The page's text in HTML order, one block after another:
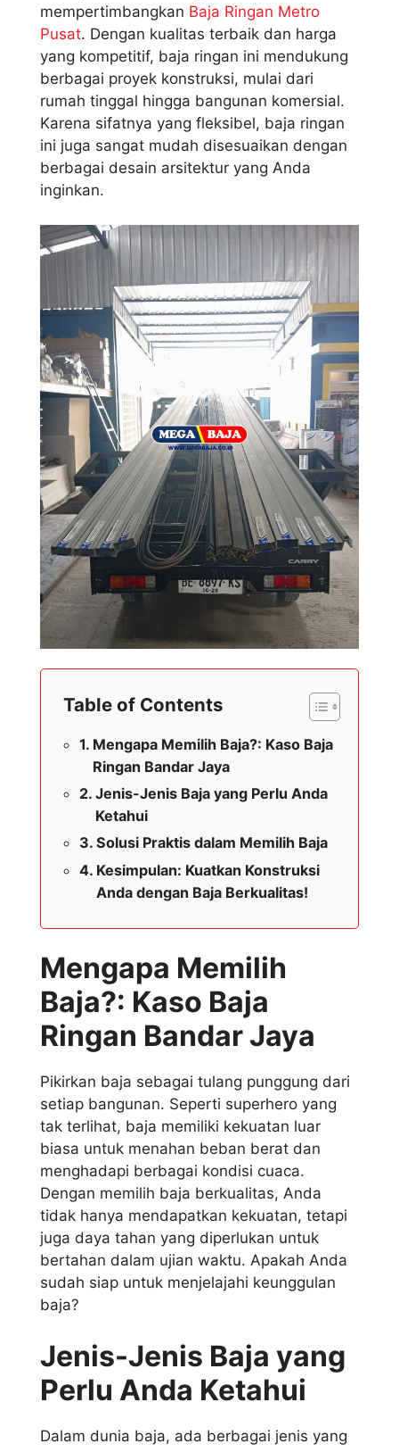
mempertimbangkan Baja Ringan Metro
Pusat. Dengan kualitas terbaik dan harga
yang kompetitif, baja ringan ini mendukung
berbagai proyek konstruksi, mulai dari
rumah tinggal hingga bangunan komersial.
Karena sifatnya yang fleksibel, baja ringan
ini juga sangat mudah disesuaikan dengan
berbagai desain arsitektur yang Anda
inginkan.
Table of Contents
Mengapa Memilih Baja?: Kaso Baja
Ringan Bandar Jaya
Jenis-Jenis Baja yang Perlu Anda
Ketahui
Solusi Praktis dalam Memilih Baja
Kesimpulan: Kuatkan Konstruksi
Anda dengan Baja Berkualitas!
Mengapa Memilih
Baja?: Kaso Baja
Ringan Bandar Jaya
Pikirkan baja sebagai tulang punggung dari
setiap bangunan. Seperti superhero yang
tak terlihat, baja memiliki kekuatan luar
biasa untuk menahan beban berat dan
menghadapi berbagai kondisi cuaca.
Dengan memilih baja berkualitas, Anda
tidak hanya mendapatkan kekuatan, tetapi
juga daya tahan yang diperlukan untuk
bertahan dalam ujian waktu. Apakah Anda
sudah siap untuk menjelajahi keunggulan
baja?
Jenis-Jenis Baja yang
Perlu Anda Ketahui
Dalam dunia baja, ada berbagai jenis yang